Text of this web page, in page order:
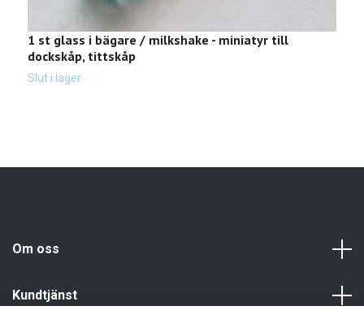
1 st glass i bägare / milkshake - miniatyr till
dockskåp, tittskåp
Slut i lager
Om oss
Kundtjänst